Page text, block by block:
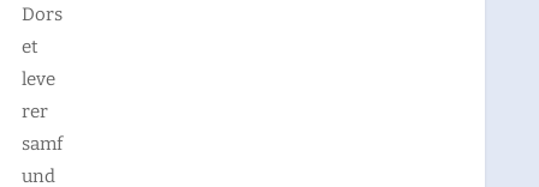
Dors
et
leve
rer
samf
und